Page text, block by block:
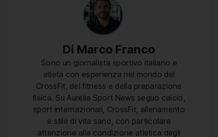
Di Marco Franco
Sono un giornalista sportivo italiano e
atleta con esperienza nel mondo del
CrossFit, del fitness e della preparazione
fisica. Su Aurelia Sport News seguo calcio,
sport internazionali, CrossFit, allenamento
e stile di vita sano, con particolare
attenzione alla condizione atletica degli